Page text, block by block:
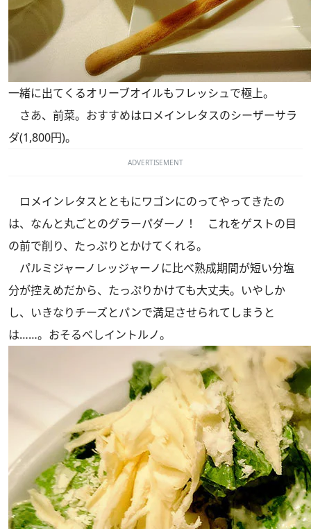
一緒に出てくるオリーブオイルもフレッシュで極上。
さあ、前菜。おすすめはロメインレタスのシーザーサラ
ダ(1,800円)。
ADVERTISEMENT
ロメインレタスとともにワゴンにのってやってきたの
は、なんと丸ごとのグラーパダーノ！ これをゲストの目
の前で削り、たっぷりとかけてくれる。
パルミジャーノレッジャーノに比べ熟成期間が短い分塩
分が控えめだから、たっぷりかけても大丈夫。いやしか
し、いきなりチーズとパンで満足させられてしまうと
は……。おそるべしイントルノ。